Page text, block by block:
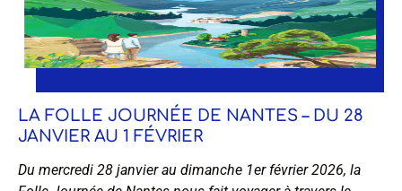
LA FOLLE JOURNÉE DE NANTES – DU 28
JANVIER AU 1 FÉVRIER
Du mercredi 28 janvier au dimanche 1er février 2026, la